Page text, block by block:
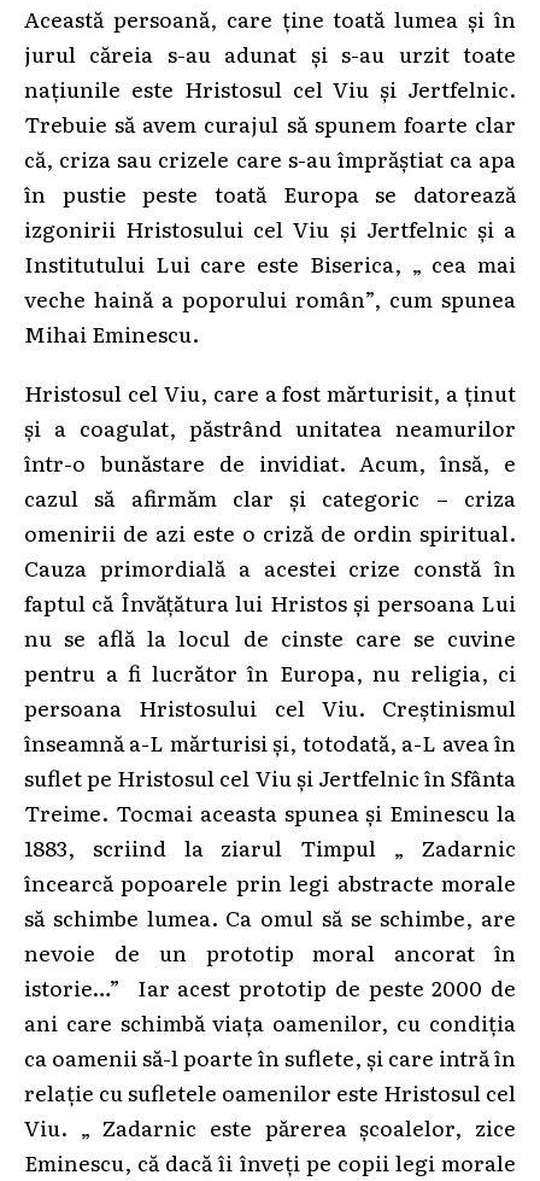
Această persoană, care ține toată lumea și în
jurul căreia s-au adunat și s-au urzit toate
națiunile este Hristosul cel Viu și Jertfelnic.
Trebuie să avem curajul să spunem foarte clar
că, criza sau crizele care s-au împrăștiat ca apa
în pustie peste toată Europa se datorează
izgonirii Hristosului cel Viu și Jertfelnic și a
Institutului Lui care este Biserica, „ cea mai
veche haină a poporului român”, cum spunea
Mihai Eminescu.
Hristosul cel Viu, care a fost mărturisit, a ținut
și a coagulat, păstrând unitatea neamurilor
într-o bunăstare de invidiat. Acum, însă, e
cazul să afirmăm clar și categoric – criza
omenirii de azi este o criză de ordin spiritual.
Cauza primordială a acestei crize constă în
faptul că Învățătura lui Hristos și persoana Lui
nu se află la locul de cinste care se cuvine
pentru a fi lucrător în Europa, nu religia, ci
persoana Hristosului cel Viu. Creștinismul
înseamnă a-L mărturisi și, totodată, a-L avea în
suflet pe Hristosul cel Viu și Jertfelnic în Sfânta
Treime. Tocmai aceasta spunea și Eminescu la
1883, scriind la ziarul Timpul „ Zadarnic
încearcă popoarele prin legi abstracte morale
să schimbe lumea. Ca omul să se schimbe, are
nevoie de un prototip moral ancorat în
istorie…” Iar acest prototip de peste 2000 de
ani care schimbă viața oamenilor, cu condiția
ca oamenii să-l poarte în suflete, și care intră în
relație cu sufletele oamenilor este Hristosul cel
Viu. „ Zadarnic este părerea școalelor, zice
Eminescu, că dacă îi înveți pe copii legi morale